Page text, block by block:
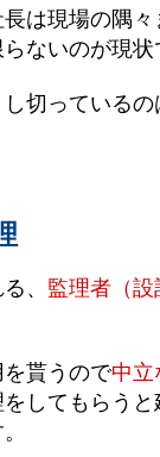
は現場の隅
ないのが現
切っている
、 監理者（設
貰うので中立
してもらうと